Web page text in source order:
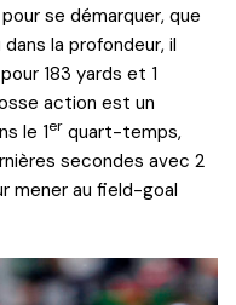
se démarquer, que
la profondeur, il
183 yards et 1
action est un
le 1er quart-temps,
secondes avec 2
mener au field-goal